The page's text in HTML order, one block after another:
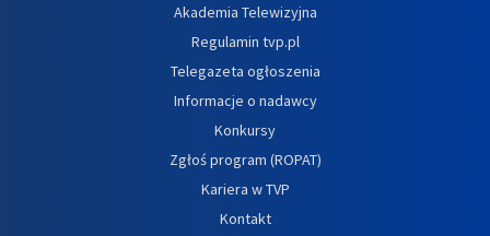
Akademia Telewizyjna
Regulamin tvp.pl
Telegazeta ogłoszenia
Informacje o nadawcy
Konkursy
Zgłoś program (ROPAT)
Kariera w TVP
Kontakt